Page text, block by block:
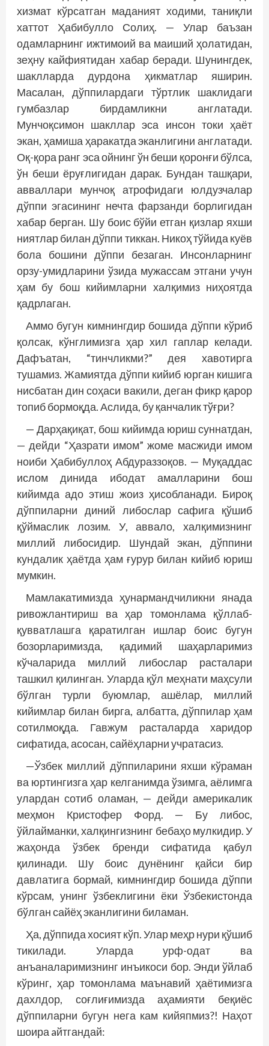
хизмат кўрсатган маданият ходими, таниқли
хаттот Ҳабибулло Солиҳ. — Улар баъзан
одамларнинг ижтимоий ва маиший ҳолатидан,
зеҳну кайфиятидан хабар беради. Шунингдек,
шаклларда дурдона ҳикматлар яширин.
Масалан, дўппилардаги тўртлик шаклидаги
гумбазлар бирдамликни англатади.
Мунчоқсимон шакллар эса инсон токи ҳаёт
экан, ҳамиша ҳаракатда эканлигини англатади.
Оқ-қора ранг эса ойнинг ўн беши қоронғи бўлса,
ўн беши ёруғлигидан дарак. Бундан ташқари,
авваллари мунчоқ атрофидаги юлдузчалар
дўппи эгасининг неч­та фарзанди борлигидан
хабар берган. Шу боис бўйи етган қизлар яхши
ниятлар билан дўппи тиккан. Никоҳ тўйида куёв
бола бошини дўппи безаган. Инсонларнинг
орзу-умидларини ўзида мужассам этгани учун
ҳам бу бош кийимларни халқимиз ниҳоятда
қадрлаган.
Аммо бугун кимнингдир бошида дўппи кўриб
қолсак, кўнглимизга ҳар хил гап­лар келади.
Дафъатан, “тинчликми?” дея хавотирга
тушамиз. Жамиятда дўппи кийиб юрган кишига
нисбатан дин соҳаси вакили, деган фикр қарор
топиб бормоқда. Аслида, бу қанчалик тўғри?
— Дарҳақиқат, бош кийимда юриш суннатдан,
— дейди “Ҳазрати имом” жоме масжиди имом
ноиби Ҳабибуллоҳ Абдураззоқов. — Муқаддас
ислом динида ибодат амалларини бош
кийимда адо этиш жоиз ҳисобланади. Бироқ
дўппиларни диний либослар сафига қўшиб
қўймаслик лозим. У, аввало, халқимизнинг
миллий либосидир. Шундай экан, дўппини
кундалик ҳаётда ҳам ғурур билан кийиб юриш
мумкин.
Мамлакатимизда ҳунармандчиликни янада
ривожлантириш ва ҳар томонлама қўллаб-
қувватлашга қаратилган ишлар боис бугун
бозорларимизда, қадимий шаҳарларимиз
кўчаларида миллий либослар расталари
ташкил қилинган. Уларда қўл меҳнати маҳсули
бўлган турли буюмлар, ашёлар, миллий
кийимлар билан бирга, албатта, дўппилар ҳам
сотилмоқда. Гавжум расталарда харидор
сифатида, асосан, сайёҳларни учратасиз.
—Ўзбек миллий дўппиларини яхши кўраман
ва юртингизга ҳар келганимда ўзимга, аёлимга
улардан сотиб оламан, — дейди америкалик
меҳмон Кристофер Форд. — Бу либос,
ўйлайманки, халқингизнинг бебаҳо мулкидир. У
жаҳонда ўзбек бренди сифатида қабул
қилинади. Шу боис дунёнинг қайси бир
давлатига бормай, кимнингдир бошида дўппи
кўрсам, унинг ўзбеклигини ёки Ўзбекистонда
бўлган сайёҳ эканлигини биламан.
Ҳа, дўппида хосият кўп. Улар меҳр нури қўшиб
тикилади. Уларда урф-одат ва
анъаналаримизнинг инъикоси бор. Энди ўйлаб
кўринг, ҳар томонлама маънавий ҳаётимизга
дахлдор, соғлиғимизда аҳамияти беқиёс
дўппиларни бугун нега кам кийяпмиз?! Наҳот
шоира aйтгандай: